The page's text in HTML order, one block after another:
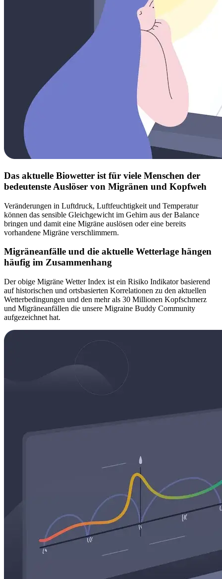
Das aktuelle Biowetter ist für viele Menschen der
bedeutenste Auslöser von Migränen und Kopfweh
Veränderungen in Luftdruck, Luftfeuchtigkeit und Temperatur
können das sensible Gleichgewicht im Gehirn aus der Balance
bringen und damit eine Migräne auslösen oder eine bereits
vorhandene Migräne verschlimmern.
Migräneanfälle und die aktuelle Wetterlage hängen
häufig im Zusammenhang
Der obige Migräne Wetter Index ist ein Risiko Indikator basierend
auf historischen und ortsbasierten Korrelationen zu den aktuellen
Wetterbedingungen und den mehr als 30 Millionen Kopfschmerz
und Migräneanfällen die unsere Migraine Buddy Community
aufgezeichnet hat.